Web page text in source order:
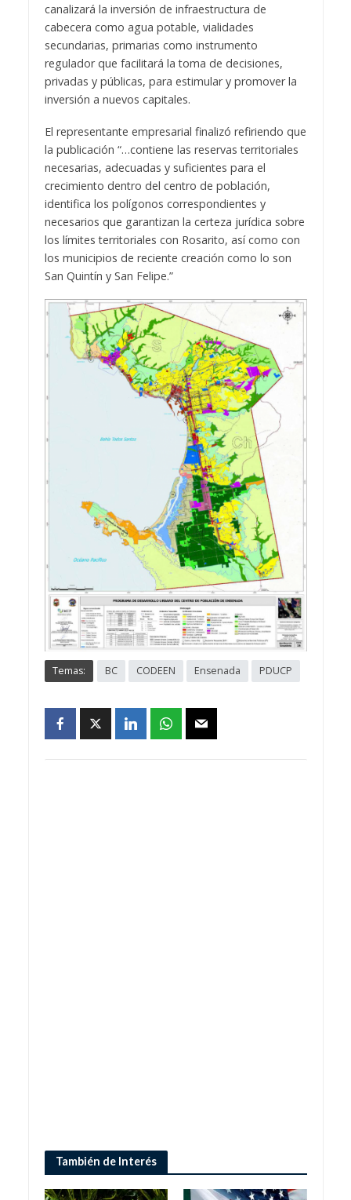
canalizará la inversión de infraestructura de
cabecera como agua potable, vialidades
secundarias, primarias como instrumento
regulador que facilitará la toma de decisiones,
privadas y públicas, para estimular y promover la
inversión a nuevos capitales.
El representante empresarial finalizó refiriendo que
la publicación “…contiene las reservas territoriales
necesarias, adecuadas y suficientes para el
crecimiento dentro del centro de población,
identifica los polígonos correspondientes y
necesarios que garantizan la certeza jurídica sobre
los límites territoriales con Rosarito, así como con
los municipios de reciente creación como lo son
San Quintín y San Felipe.”
Temas: BC CODEEN Ensenada PDUCP
También de Interés